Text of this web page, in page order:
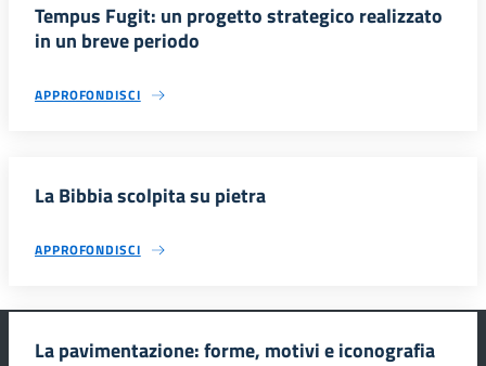
Tempus Fugit: un progetto strategico realizzato
in un breve periodo
APPROFONDISCI
La Bibbia scolpita su pietra
APPROFONDISCI
La pavimentazione: forme, motivi e iconografia